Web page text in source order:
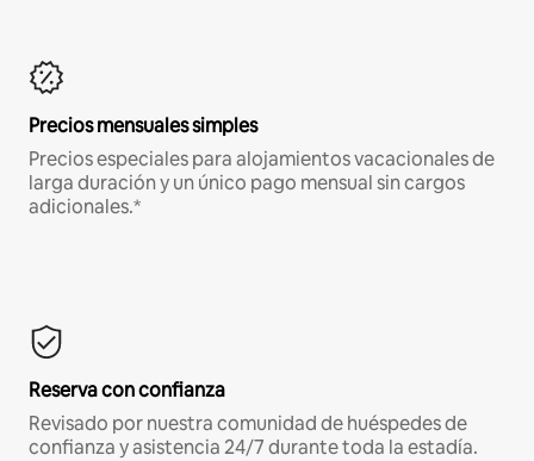
Precios mensuales simples
Precios especiales para alojamientos vacacionales de
larga duración y un único pago mensual sin cargos
adicionales.*
Reserva con confianza
Revisado por nuestra comunidad de huéspedes de
confianza y asistencia 24/7 durante toda la estadía.